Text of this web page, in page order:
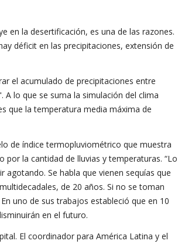
en la desertificación, es una de las razones.
déficit en las precipitaciones, extensión de
el acumulado de precipitaciones entre
lo que se suma la simulación del clima
que la temperatura media máxima de
de índice termopluviométrico que muestra
la cantidad de lluvias y temperaturas. “Lo
Se habla que vienen sequías que
de 20 años. Si no se toman
uno de sus trabajos estableció que en 10
en el futuro.
El coordinador para América Latina y el